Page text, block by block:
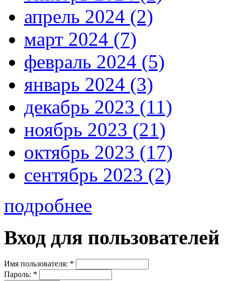
апрель 2024 (2)
март 2024 (7)
февраль 2024 (5)
январь 2024 (3)
декабрь 2023 (11)
ноябрь 2023 (21)
октябрь 2023 (17)
сентябрь 2023 (2)
подробнее
Вход для пользователей
Имя пользователя: *
Пароль: *